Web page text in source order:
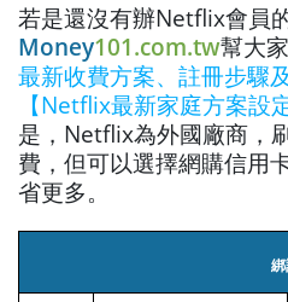
若是還沒有辦Netflix會員
Money101.com.tw幫大
最新收費方案、註冊步驟
【Netflix最新家庭方案設
是，Netflix為外國廠商，
費，但可以選擇網購信用
省更多。